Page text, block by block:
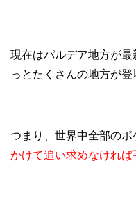
現在はパルデア地方が
っとたくさんの地方が登
つまり、世界中全部の
かけて追い求めなければ